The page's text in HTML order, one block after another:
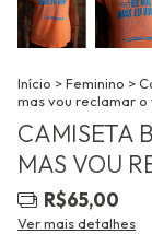
Início >Feminino >
mas vou reclamar
CAMISETA
MAS VOU
R$65,00
Ver mais detalhes